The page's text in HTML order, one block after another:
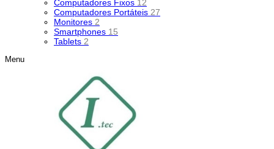
Computadores Fixos 12
Computadores Portáteis 27
Monitores 2
Smartphones 15
Tablets 2
Menu